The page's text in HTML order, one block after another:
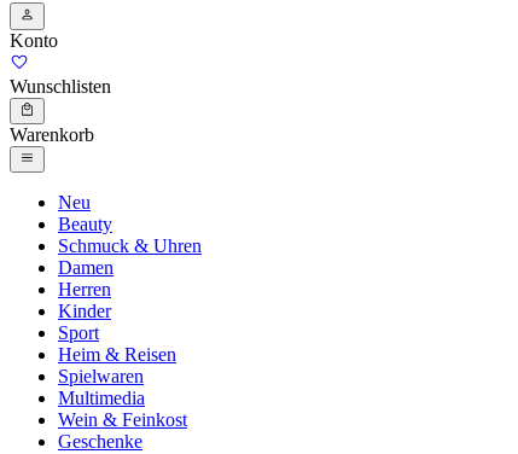
Konto
Wunschlisten
Warenkorb
Neu
Beauty
Schmuck & Uhren
Damen
Herren
Kinder
Sport
Heim & Reisen
Spielwaren
Multimedia
Wein & Feinkost
Geschenke